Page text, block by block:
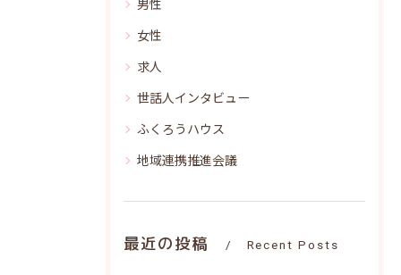
男性
女性
求人
世話人インタビュー
ふくろうハウス
地域連携推進会議
最近の投稿 Recent Posts